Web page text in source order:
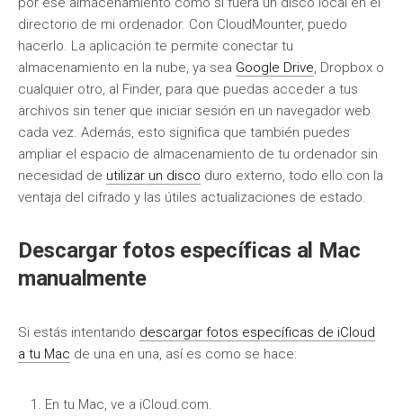
directorio de mi ordenador. Con CloudMounter, puedo
hacerlo. La aplicación te permite conectar tu
almacenamiento en la nube, ya sea Google Drive, Dropbox o
cualquier otro, al Finder, para que puedas acceder a tus
archivos sin tener que iniciar sesión en un navegador web
cada vez. Además, esto significa que también puedes
ampliar el espacio de almacenamiento de tu ordenador sin
necesidad de utilizar un disco duro externo, todo ello con la
ventaja del cifrado y las útiles actualizaciones de estado.
Descargar fotos específicas al Mac
manualmente
Si estás intentando descargar fotos específicas de iCloud
a tu Mac de una en una, así es como se hace:
En tu Mac, ve a iCloud.com.